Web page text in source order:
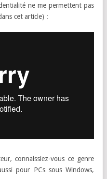
ne me permettent pas
cet article) :
connaissiez-vous ce genre
pour PCs sous Windows,